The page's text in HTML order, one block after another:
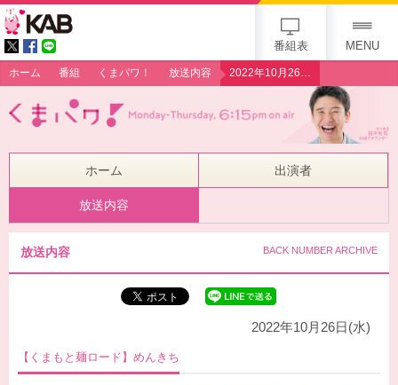
番組表 MENU
ホーム 番組 くまパワ！ 放送内容 2022年10月26日（水）【くまもと麺ロード】めんきち
ホーム 出演者
放送内容
放送内容 BACK NUMBER ARCHIVE
2022年10月26日(水)
【くまもと麺ロード】めんきち